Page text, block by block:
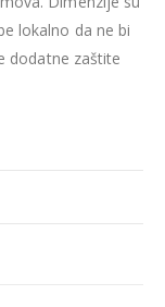
lokalno da ne bi
dodatne zaštite